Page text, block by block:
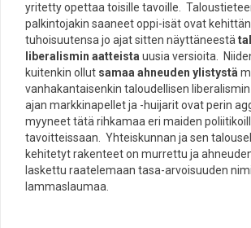
yritetty opettaa toisille tavoille.
palkintojakin saaneet oppi-isät ovat
tuhoisuutensa jo ajat sitten näyttäneestä
liberalismin aatteista uusia versioita.
kuitenkin ollut samaa ahneuden ylistystä
vanhakantaisenkin taloudellisen
ajan markkinapellet ja -huijarit ovat perin
myyneet tätä rihkamaa eri maiden
tavoitteissaan. Yhteiskunnan ja sen
kehitetyt rakenteet on murrettu ja
laskettu raatelemaan tasa-arvoisuuden
lammaslaumaa.